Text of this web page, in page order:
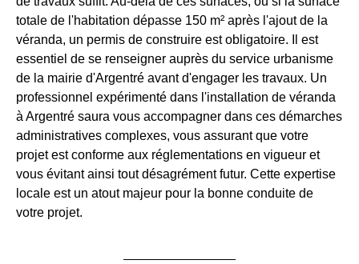
totale de l'habitation dépasse 150 m² après l'ajout de la
véranda, un permis de construire est obligatoire. Il est
essentiel de se renseigner auprès du service urbanisme
de la mairie d'Argentré avant d'engager les travaux. Un
professionnel expérimenté dans l'installation de véranda
à Argentré saura vous accompagner dans ces démarches
administratives complexes, vous assurant que votre
projet est conforme aux réglementations en vigueur et
vous évitant ainsi tout désagrément futur. Cette expertise
locale est un atout majeur pour la bonne conduite de
votre projet.